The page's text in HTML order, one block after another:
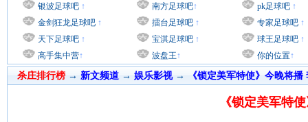
银波足球吧 ↑
金剑狂龙足球吧 ↑
天下足球吧 ↑
高手集中营↑
南方足球吧↑
擂台足球吧 ↑
宝淇足球吧 ↑
波盘王↑
pk足球吧 ↑
专家足球吧 ↑
球王足球吧 ↑
你的位置↑
杀庄排行榜 → 新文频道→ 娱乐影视→ 《锁定美军特使》今晚将
《锁定美军特